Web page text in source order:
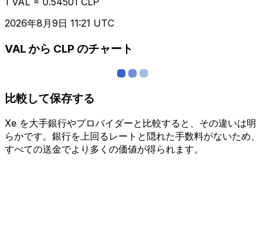
2026年8月9日 11:21 UTC
VAL から CLP のチャート
比較して保存する
Xe を大手銀行やプロバイダーと比較すると、その違いは明
らかです。銀行を上回るレートと隠れた手数料がないため、
すべての送金でより多くの価値が得られます。